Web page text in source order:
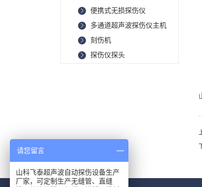
便携式无损探伤仪
多通道超声波探伤仪主机
刻伤机
探伤仪探头
请您留言
山科飞泰超声波自动探伤设备生产
厂家，可定制生产无缝管、直缝